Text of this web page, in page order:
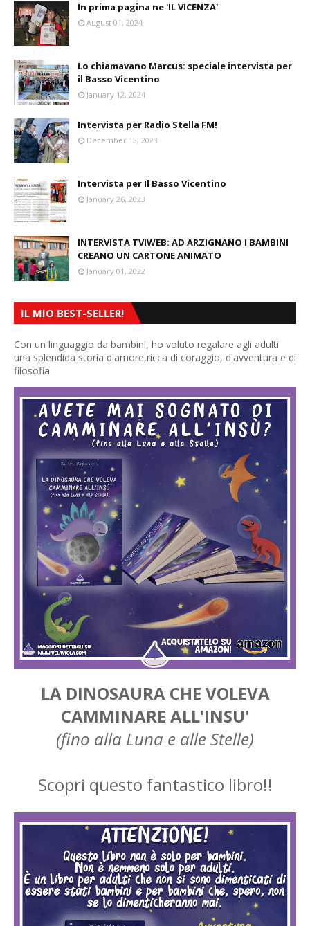
In prima pagina ne 'IL VICENZA'
August 01, 2024
Lo chiamavano Marcus: speciale intervista per
il Basso Vicentino
January 12, 2024
Intervista per Radio Stella FM!
December 13, 2023
Intervista per Il Basso Vicentino
January 26, 2023
INTERVISTA TVIWEB: AD ARZIGNANO I BAMBINI
CREANO UN CARTONE ANIMATO
January 01, 2022
IL MIO BEST-SELLER!
Con un linguaggio da bambini, ho voluto regalare agli adulti
una splendida storia d'amore,ricca di coraggio, d'avventura e di
filosofia
LA DINOSAURA CHE VOLEVA
CAMMINARE ALL'INSU'
(fino alla Luna e alle Stelle)
Scopri questo fantastico libro!!